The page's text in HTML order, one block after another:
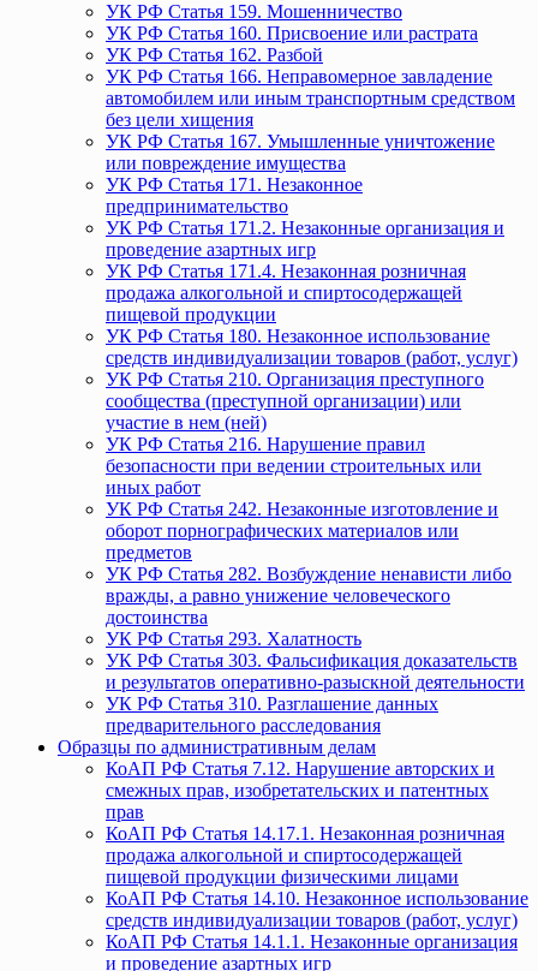
УК РФ Статья 159. Мошенничество
УК РФ Статья 160. Присвоение или растрата
УК РФ Статья 162. Разбой
УК РФ Статья 166. Неправомерное завладение
автомобилем или иным транспортным средством
без цели хищения
УК РФ Статья 167. Умышленные уничтожение
или повреждение имущества
УК РФ Статья 171. Незаконное
предпринимательство
УК РФ Статья 171.2. Незаконные организация и
проведение азартных игр
УК РФ Статья 171.4. Незаконная розничная
продажа алкогольной и спиртосодержащей
пищевой продукции
УК РФ Статья 180. Незаконное использование
средств индивидуализации товаров (работ, услуг)
УК РФ Статья 210. Организация преступного
сообщества (преступной организации) или
участие в нем (ней)
УК РФ Статья 216. Нарушение правил
безопасности при ведении строительных или
иных работ
УК РФ Статья 242. Незаконные изготовление и
оборот порнографических материалов или
предметов
УК РФ Статья 282. Возбуждение ненависти либо
вражды, а равно унижение человеческого
достоинства
УК РФ Статья 293. Халатность
УК РФ Статья 303. Фальсификация доказательств
и результатов оперативно-разыскной деятельности
УК РФ Статья 310. Разглашение данных
предварительного расследования
Образцы по административным делам
КоАП РФ Статья 7.12. Нарушение авторских и
смежных прав, изобретательских и патентных
прав
КоАП РФ Статья 14.17.1. Незаконная розничная
продажа алкогольной и спиртосодержащей
пищевой продукции физическими лицами
КоАП РФ Статья 14.10. Незаконное использование
средств индивидуализации товаров (работ, услуг)
КоАП РФ Статья 14.1.1. Незаконные организация
и проведение азартных игр